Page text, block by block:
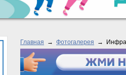
Главная → Фотогалерея →